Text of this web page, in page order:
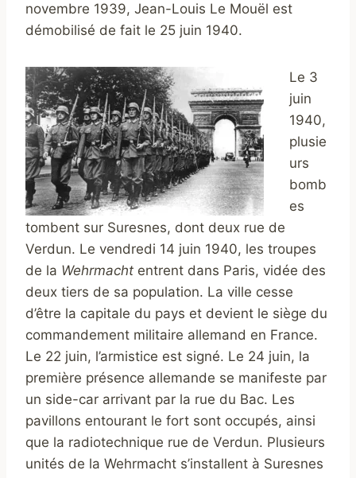
novembre 1939, Jean-Louis Le Mouël est
démobilisé de fait le 25 juin 1940.
Le 3
juin
1940,
plusie
urs
bomb
es
tombent sur Suresnes, dont deux rue de
Verdun. Le vendredi 14 juin 1940, les troupes
de la Wehrmacht entrent dans Paris, vidée des
deux tiers de sa population. La ville cesse
d’être la capitale du pays et devient le siège du
commandement militaire allemand en France.
Le 22 juin, l’armistice est signé. Le 24 juin, la
première présence allemande se manifeste par
un side-car arrivant par la rue du Bac. Les
pavillons entourant le fort sont occupés, ainsi
que la radiotechnique rue de Verdun. Plusieurs
unités de la Wehrmacht s’installent à Suresnes